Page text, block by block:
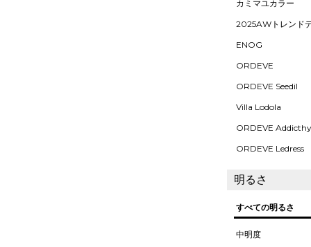
カミマユカラー
2025AWトレンド
ENOG
ORDEVE
ORDEVE Seedil
Villa Lodola
ORDEVE Addicthy
ORDEVE Ledress
明るさ
すべての明るさ
中明度